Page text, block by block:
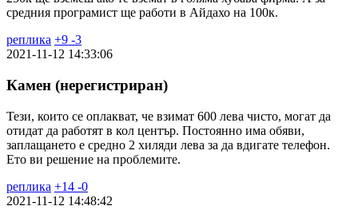
средния програмист ще работи в Айдахо на 100к.
реплика +9 -3
2021-11-12 14:33:06
Камен (нерегистриран)
Тези, които се оплакват, че взимат 600 лева чисто, могат да
отидат да работят в кол център. Постоянно има обяви,
заплащането е средно 2 хиляди лева за да вдигате телефон.
Ето ви решение на проблемите.
реплика +14 -0
2021-11-12 14:48:42